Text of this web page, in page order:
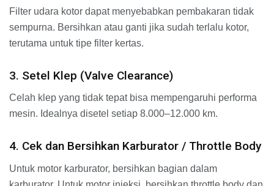
Filter udara kotor dapat menyebabkan pembakaran tidak
sempurna. Bersihkan atau ganti jika sudah terlalu kotor,
terutama untuk tipe filter kertas.
3. Setel Klep (Valve Clearance)
Celah klep yang tidak tepat bisa mempengaruhi performa
mesin. Idealnya disetel setiap 8.000–12.000 km.
4. Cek dan Bersihkan Karburator / Throttle Body
Untuk motor karburator, bersihkan bagian dalam